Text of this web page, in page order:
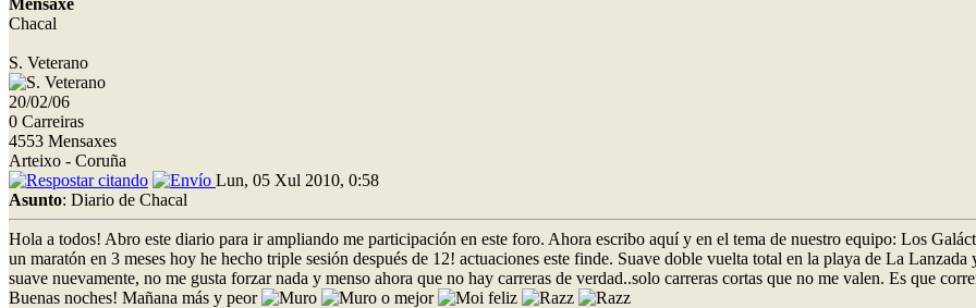
Chacal
S. Veterano
20/02/06
0 Carreiras
4553 Mensaxes
Arteixo - Coruña
Lun, 05 Xul 2010, 0:58
Asunto: Diario de Chacal
Hola a todos! Abro este diario para ir ampliando me participación en este foro. Ahora escribo aquí y en el tema de nuestro equipo: Los
un maratón en 3 meses hoy he hecho triple sesión después de 12! actuaciones este finde. Suave doble vuelta total en la playa de La
suave nuevamente, no me gusta forzar nada y menso ahora que no hay carreras de verdad..solo carreras cortas que no me valen. Es que
Buenas noches! Mañana más y peor
o mejor